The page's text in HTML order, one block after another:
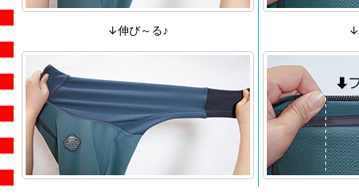
↓伸び～る♪ ↓